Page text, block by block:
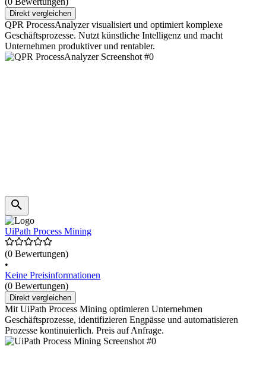
Direkt vergleichen
QPR ProcessAnalyzer visualisiert und optimiert komplexe
Geschäftsprozesse. Nutzt künstliche Intelligenz und macht
Unternehmen produktiver und rentabler.
UiPath Process Mining
(0 Bewertungen)
•
Keine Preisinformationen
(0 Bewertungen)
Direkt vergleichen
Mit UiPath Process Mining optimieren Unternehmen
Geschäftsprozesse, identifizieren Engpässe und automatisieren
Prozesse kontinuierlich. Preis auf Anfrage.